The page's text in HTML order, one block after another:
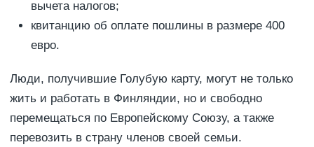
вычета налогов;
квитанцию об оплате пошлины в размере 400
евро.
Люди, получившие Голубую карту, могут не только
жить и работать в Финляндии, но и свободно
перемещаться по Европейскому Союзу, а также
перевозить в страну членов своей семьи.